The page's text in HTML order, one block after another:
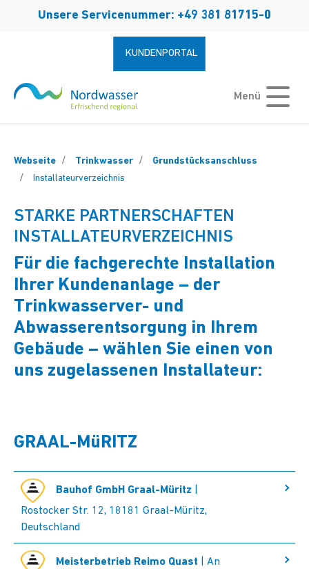
Unsere Servicenummer: +49 381 81715-0
KUNDENPORTAL
Menü
Webseite Trinkwasser
Grundstücksanschluss
Installateurverzeichnis
STARKE PARTNERSCHAFTEN
INSTALLATEURVERZEICHNIS
Für die fachgerechte Installation
Ihrer Kundenanlage – der
Trinkwasserver- und
Abwasserentsorgung in Ihrem
Gebäude – wählen Sie einen von
uns zugelassenen Installateur:
GRAAL-MüRITZ
Bauhof GmbH Graal-Müritz
Rostocker Str. 12, 18181 Graal-Müritz,
Deutschland
Meisterbetrieb Reimo Quast | An